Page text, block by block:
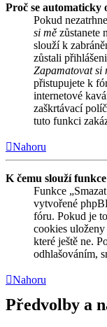
Proč se automaticky
Pokud
si mě zůstanete
slouží k
zůstali
Zapamatovat si
přistupujete k
internetové
zaškrtávací
tuto funkci
Nahoru
K čemu slouží
Funkce
vytvořené
fóru. Pokud je
cookies
které ještě ne.
odhlašováním,
Nahoru
Předvolby a